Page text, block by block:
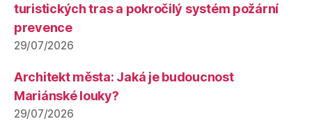
turistických tras a pokročilý systém požární
prevence
29/07/2026
Architekt města: Jaká je budoucnost
Mariánské louky?
29/07/2026